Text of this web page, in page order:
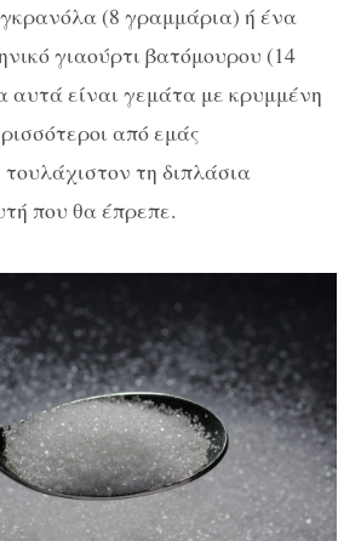
(8 γραμμάρια) ή ένα
γιαούρτι βατόμουρου (14
είναι γεμάτα με κρυμμένη
από εμάς
τη διπλάσια
που θα έπρεπε.